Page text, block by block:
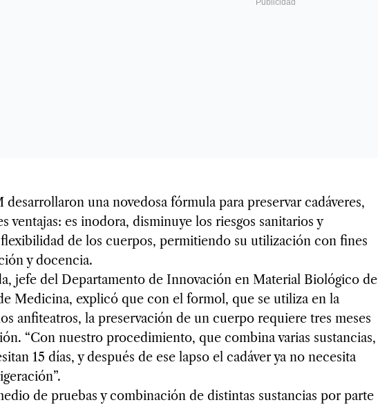
desarrollaron una novedosa fórmula para preservar cadáveres,
ventajas: es inodora, disminuye los riesgos sanitarios y
de los cuerpos, permitiendo su utilización con fines
y docencia.
jefe del Departamento de Innovación en Material Biológico de
Medicina, explicó que con el formol, que se utiliza en la
anfiteatros, la preservación de un cuerpo requiere tres meses
“Con nuestro procedimiento, que combina varias sustancias,
15 días, y después de ese lapso el cadáver ya no necesita
de pruebas y combinación de distintas sustancias por parte